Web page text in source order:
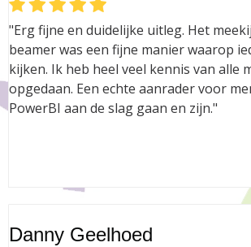
"Erg fijne en duidelijke uitleg. Het
beamer was een fijne manier waarop
kijken. Ik heb heel veel kennis van alle
opgedaan. Een echte aanrader voor
PowerBI aan de slag gaan en zijn."
Danny Geelhoed